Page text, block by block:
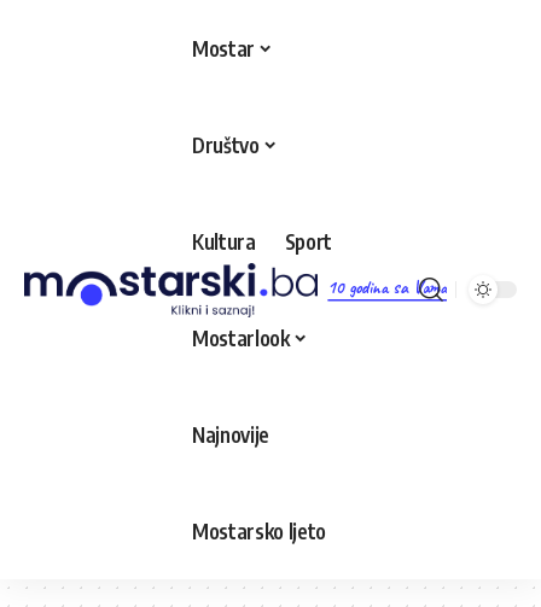
10 godina sa Vama
Mostar
Društvo
Kultura Sport
Mostarlook
Najnovije
Mostarsko ljeto